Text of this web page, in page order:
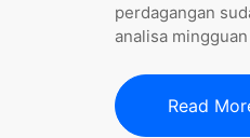
perdagangan
analisa
Read